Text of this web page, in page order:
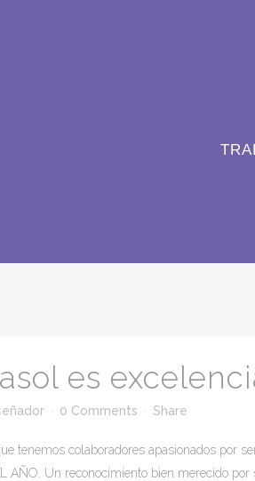
es
0 Comments Share
tenemos colaboradores apasionados por
AÑO. Un reconocimiento bien merecido